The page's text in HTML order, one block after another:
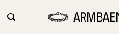
Inhalt
springen